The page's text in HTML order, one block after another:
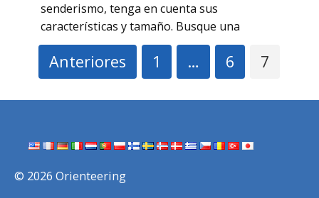
senderismo, tenga en cuenta sus
características y tamaño. Busque una
PaginaciónAnteriores 1 … 6 7
© 2026 Orienteering